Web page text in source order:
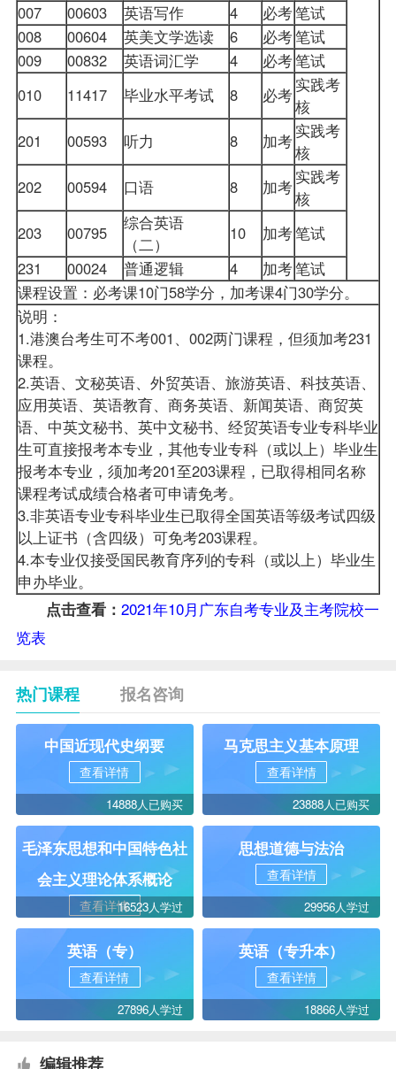
007
00603 英语写作 4 必考笔试
008
00604 英美文学选读 6 必考笔试
009
00832 英语词汇学 4 必考笔试
010
11417 毕业水平考试 8 必考实践考
核
201
00593 听力 8 加考实践考
核
202
00594 口语 8 加考实践考
核
203
00795
综合英语
（二）
10 加考笔试
231
00024 普通逻辑 4 加考笔试
课程设置：必考课10门58学分，加考课4门30学分。
说明：
1.港澳台考生可不考001、002两门课程，但须加考231
课程。
2.英语、文秘英语、外贸英语、旅游英语、科技英语、
应用英语、英语教育、商务英语、新闻英语、商贸英
语、中英文秘书、英中文秘书、经贸英语专业专科毕业
生可直接报考本专业，其他专业专科（或以上）毕业生
报考本专业，须加考201至203课程，已取得相同名称
课程考试成绩合格者可申请免考。
3.非英语专业专科毕业生已取得全国英语等级考试四级
以上证书（含四级）可免考203课程。
4.本专业仅接受国民教育序列的专科（或以上）毕业生
申办毕业。
点击查看： 2021年10月广东自考专业及主考院校一
览表
热门课程 报名咨询
中国近现代史纲要
查看详情
14888人已购买
马克思主义基本原理
查看详情
23888人已购买
毛泽东思想和中国特色社
会主义理论体系概论
查看详情16523人学过
思想道德与法治
查看详情
29956人学过
英语（专）
查看详情
27896人学过
英语（专升本）
查看详情
18866人学过
编辑推荐